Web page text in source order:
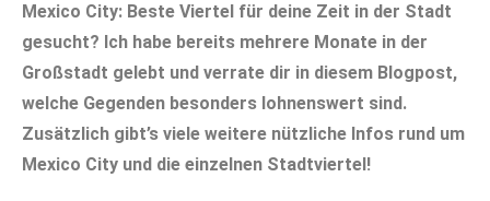
Mexico City: Beste Viertel für deine Zeit in der Stadt
gesucht? Ich habe bereits mehrere Monate in der
Großstadt gelebt und verrate dir in diesem Blogpost,
welche Gegenden besonders lohnenswert sind.
Zusätzlich gibt’s viele weitere nützliche Infos rund um
Mexico City und die einzelnen Stadtviertel!